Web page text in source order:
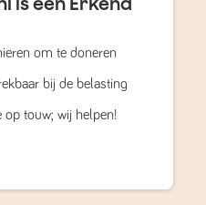
om te doneren
bij de belasting
op touw; wij helpen!